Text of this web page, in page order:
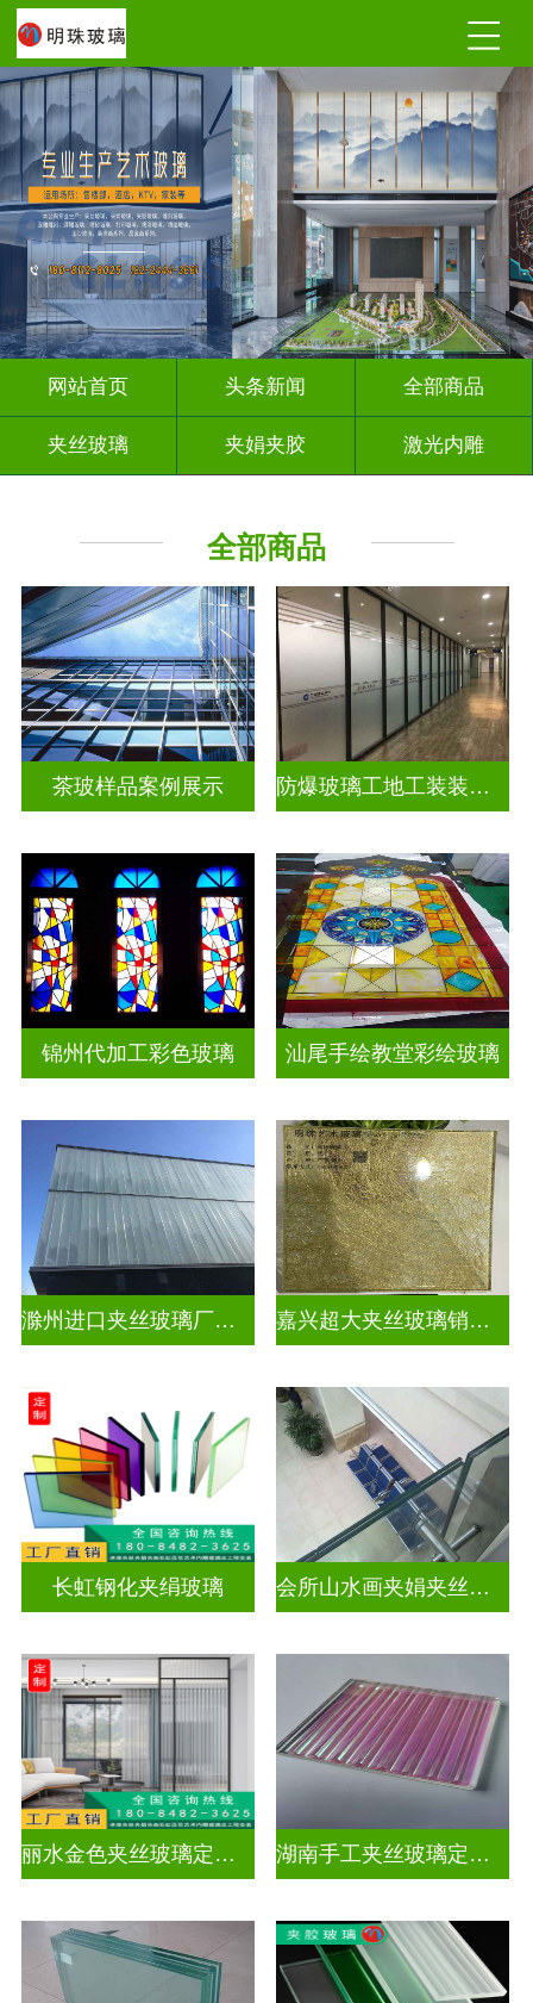
网站首页 头条新闻 全部商品
夹丝玻璃 夹娟夹胶 激光内雕
工程玻璃
全部商品
茶玻样品案例展示 防爆玻璃工地工装装饰玻璃
锦州代加工彩色玻璃 汕尾手绘教堂彩绘玻璃
滁州进口夹丝玻璃厂电话 嘉兴超大夹丝玻璃销售公司
长虹钢化夹绢玻璃 会所山水画夹娟夹丝玻璃
丽水金色夹丝玻璃定制电话 湖南手工夹丝玻璃定制工厂